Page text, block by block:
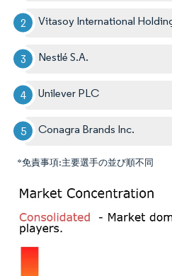
Vitasoy International
Nestlé S.A.
Unilever PLC
Conagra Brands Inc.
*免責事項:主要選手の並び順不同